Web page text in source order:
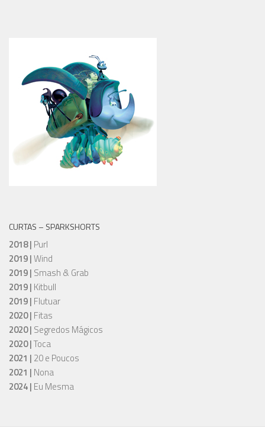
CURTAS – SPARKSHORTS
2018 | Purl
2019 |Wind
2019 | Smash & Grab
2019 | Kitbull
2019 | Flutuar
2020 | Fitas
2020 | Segredos Mágicos
2020 |Toca
2021 | 20 e Poucos
2021 | Nona
2024 | Eu Mesma